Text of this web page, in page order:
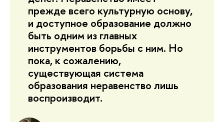
прежде всего культурную основу,
и доступное образование должно
быть одним из главных
инструментов борьбы с ним. Но
пока, к сожалению,
существующая система
образования неравенство лишь
воспроизводит.